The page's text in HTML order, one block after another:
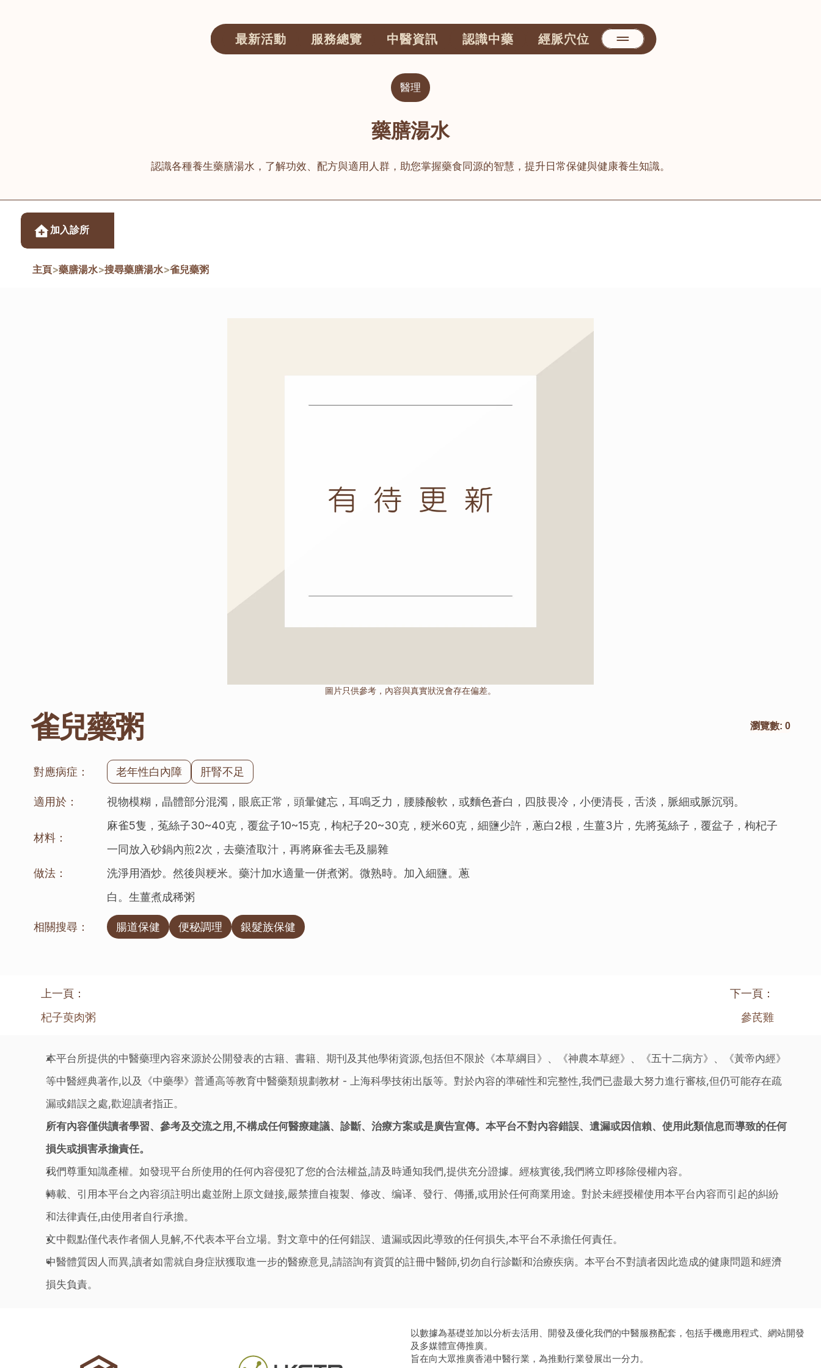
最新活動 服務總覽 中醫資訊 認識中藥 經脈穴位
醫理
藥膳湯水
認識各種養生藥膳湯水，了解功效、配方與適用人群，助您掌握藥食同源的智慧，提升日常保健與健康養生知識。
加入診所
主頁>藥膳湯水>搜尋藥膳湯水>雀兒藥粥
雀兒藥粥 瀏覽數: 0
對應病症： 老年性白內障 肝腎不足
適用於： 視物模糊，晶體部分混濁，眼底正常，頭暈健忘，耳鳴乏力，腰膝酸軟，或麵色蒼白，四肢畏冷，小便清長，舌淡，脈細或脈沉弱。
材料：
麻雀5隻，菟絲子30~40克，覆盆子10~15克，枸杞子20~30克，粳米60克，細鹽少許，蔥白2根，生薑3片，先將菟絲子，覆盆子，枸杞子
一同放入砂鍋內煎2次，去藥渣取汁，再將麻雀去毛及腸雜
做法：
洗淨用酒炒。然後與粳米。藥汁加水適量一併煮粥。微熟時。加入細鹽。蔥
白。生薑煮成稀粥
相關搜尋： 腸道保健 便秘調理 銀髮族保健
圖片只供參考，內容與真實狀況會存在偏差。
上一頁：
杞子萸肉粥
下一頁：
參芪雞
本平台所提供的中醫藥理內容來源於公開發表的古籍、書籍、期刊及其他學術資源,包括但不限於《本草綱目》、《神農本草經》、《五十二病方》、《黃帝內經》
等中醫經典著作,以及《中藥學》普通高等教育中醫藥類規劃教材 - 上海科學技術出版等。對於內容的準確性和完整性,我們已盡最大努力進行審核,但仍可能存在疏
漏或錯誤之處,歡迎讀者指正。
所有內容僅供讀者學習、參考及交流之用,不構成任何醫療建議、診斷、治療方案或是廣告宣傳。本平台不對內容錯誤、遺漏或因信賴、使用此類信息而導致的任何
損失或損害承擔責任。
我們尊重知識產權。如發現平台所使用的任何內容侵犯了您的合法權益,請及時通知我們,提供充分證據。經核實後,我們將立即移除侵權內容。
轉載、引用本平台之內容須註明出處並附上原文鏈接,嚴禁擅自複製、修改、编译、發行、傳播,或用於任何商業用途。對於未經授權使用本平台內容而引起的糾紛
和法律責任,由使用者自行承擔。
文中觀點僅代表作者個人見解,不代表本平台立場。對文章中的任何錯誤、遺漏或因此導致的任何損失,本平台不承擔任何責任。
中醫體質因人而異,讀者如需就自身症狀獲取進一步的醫療意見,請諮詢有資質的註冊中醫師,切勿自行診斷和治療疾病。本平台不對讀者因此造成的健康問題和經濟
損失負責。
以數據為基礎並加以分析去活用、開發及優化我們的中醫服務配套，包括手機應用程式、網站開發
及多媒體宣傳推廣。
旨在向大眾推廣香港中醫行業，為推動行業發展出一分力。